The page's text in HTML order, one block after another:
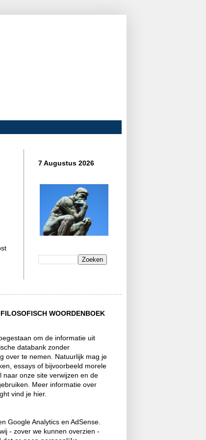
7 Augustus 2026
WOORDENBOEK
om de informatie uit
databank zonder
over te nemen. Natuurlijk mag je
essays of bijvoorbeeld morele
naar onze site verwijzen en de
Meer informatie over
vind je hier.
Google Analytics en AdSense.
- zover we kunnen overzien -